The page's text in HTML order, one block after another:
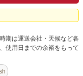
期は運送会社・天候など各
使用日までの余裕をもって